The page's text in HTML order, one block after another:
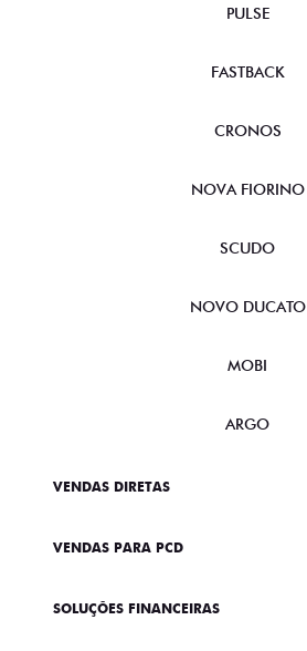
PULSE
FASTBACK
CRONOS
NOVA FIORINO
SCUDO
NOVO DUCATO
MOBI
ARGO
VENDAS DIRETAS
VENDAS PARA PCD
SOLUÇÕES FINANCEIRAS